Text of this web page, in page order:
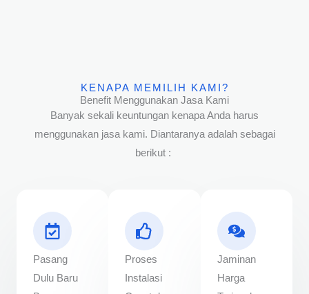
KENAPA MEMILIH KAMI?
Benefit Menggunakan Jasa Kami
Banyak sekali keuntungan kenapa Anda harus
menggunakan jasa kami. Diantaranya adalah sebagai
berikut :
Pasang
Dulu Baru
Proses
Instalasi
Jaminan
Harga